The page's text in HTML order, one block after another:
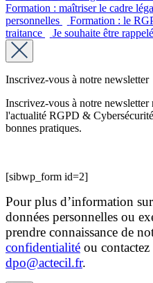
Formation : maîtriser le cadre
personnelles
Formation : le
traitance
Je souhaite être rappelé
Inscrivez-vous à notre newsletter
Inscrivez-vous à notre
l'actualité RGPD &
bonnes pratiques.
[sibwp_form id=2]
Pour plus d’information
données personnelles ou
prendre connaissance de
confidentialité ou contactez
dpo@actecil.fr.